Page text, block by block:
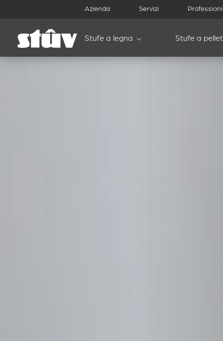
Azienda Servizi
Stufe a legna Stufe a pellet